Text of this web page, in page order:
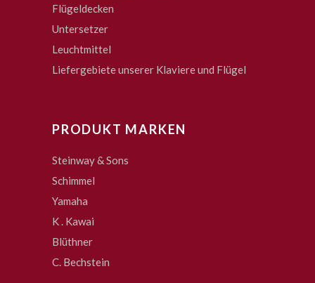
Flügeldecken
Untersetzer
Leuchtmittel
Liefergebiete unserer Klaviere und Flügel
PRODUKT MARKEN
Steinway & Sons
Schimmel
Yamaha
K . Kawai
Blüthner
C. Bechstein